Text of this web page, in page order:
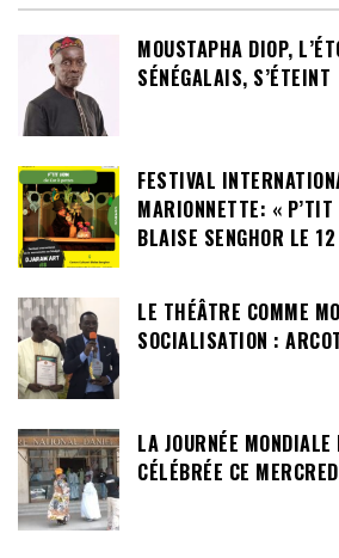
MOUSTAPHA DIOP,
SÉNÉGALAIS, S’ÉTEINT
FESTIVAL
MARIONNETTE: «
BLAISE SENGHOR LE
LE THÉÂTRE COMME
SOCIALISATION :
LA JOURNÉE
CÉLÉBRÉE CE